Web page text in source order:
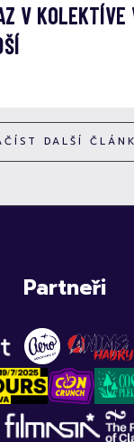
V KOLEKTÍVE
DALŠÍ
Partneři